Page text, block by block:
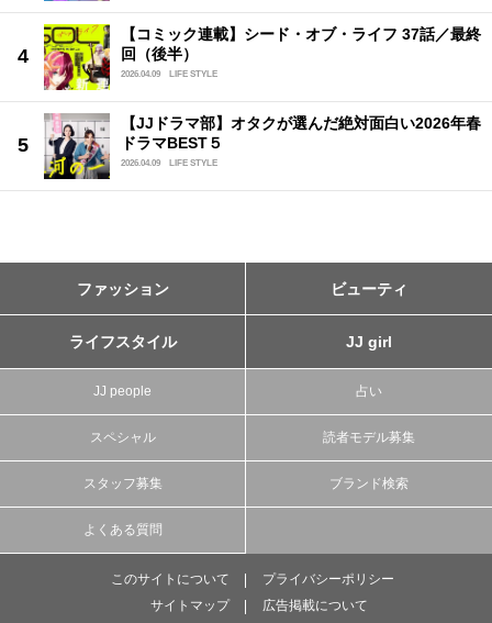
【コミック連載】シード・オブ・ライフ 37話／最終
回（後半）
2026.04.09 LIFE STYLE
【JJドラマ部】オタクが選んだ絶対面白い2026年春
ドラマBEST５
2026.04.09 LIFE STYLE
ファッション ビューティ
ライフスタイル JJ girl
JJ people 占い
スペシャル 読者モデル募集
スタッフ募集 ブランド検索
よくある質問
このサイトについて
プライバシーポリシー
サイトマップ
広告掲載について